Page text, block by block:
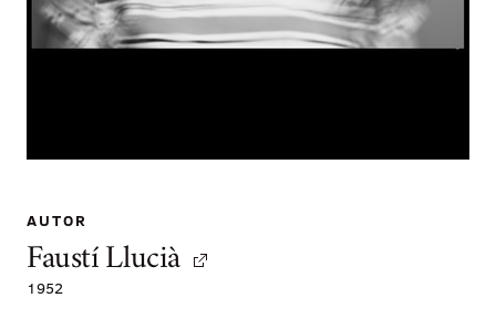
AUTOR
Faustí Llucià
1952